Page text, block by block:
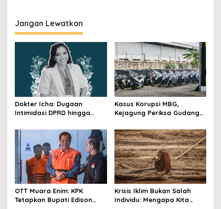
Jangan Lewatkan
Dokter Icha: Dugaan
Intimidasi DPRD hingga
Rangkaian
Perkembangannya
Kasus Korupsi MBG,
Kejagung Periksa Gudang
BGN
OTT Muara Enim: KPK
Tetapkan Bupati Edison
Krisis Iklim Bukan Salah
Individu: Mengapa Kita